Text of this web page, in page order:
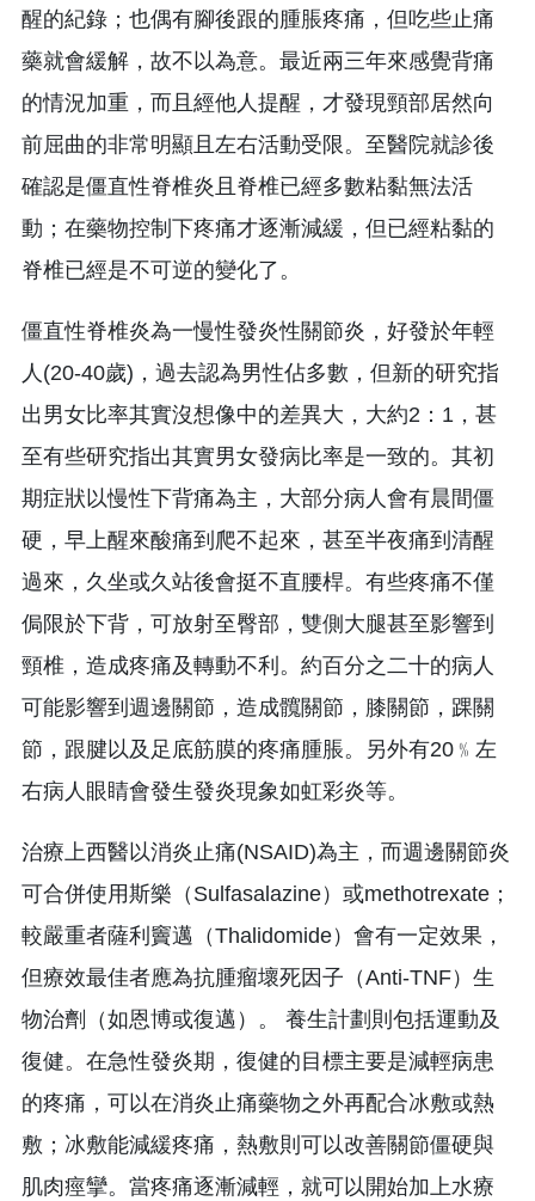
醒的紀錄；也偶有腳後跟的腫脹疼痛，但吃些止痛
藥就會緩解，故不以為意。最近兩三年來感覺背痛
的情況加重，而且經他人提醒，才發現頸部居然向
前屈曲的非常明顯且左右活動受限。至醫院就診後
確認是僵直性脊椎炎且脊椎已經多數粘黏無法活
動；在藥物控制下疼痛才逐漸減緩，但已經粘黏的
脊椎已經是不可逆的變化了。
僵直性脊椎炎為一慢性發炎性關節炎，好發於年輕
人(20-40歲)，過去認為男性佔多數，但新的研究指
出男女比率其實沒想像中的差異大，大約2：1，甚
至有些研究指出其實男女發病比率是一致的。其初
期症狀以慢性下背痛為主，大部分病人會有晨間僵
硬，早上醒來酸痛到爬不起來，甚至半夜痛到清醒
過來，久坐或久站後會挺不直腰桿。有些疼痛不僅
侷限於下背，可放射至臀部，雙側大腿甚至影響到
頸椎，造成疼痛及轉動不利。約百分之二十的病人
可能影響到週邊關節，造成髖關節，膝關節，踝關
節，跟腱以及足底筋膜的疼痛腫脹。另外有20﹪左
右病人眼睛會發生發炎現象如虹彩炎等。
治療上西醫以消炎止痛(NSAID)為主，而週邊關節炎
可合併使用斯樂（Sulfasalazine）或methotrexate；
較嚴重者薩利竇邁（Thalidomide）會有一定效果，
但療效最佳者應為抗腫瘤壞死因子（Anti-TNF）生
物治劑（如恩博或復邁）。 養生計劃則包括運動及
復健。在急性發炎期，復健的目標主要是減輕病患
的疼痛，可以在消炎止痛藥物之外再配合冰敷或熱
敷；冰敷能減緩疼痛，熱敷則可以改善關節僵硬與
肌肉痙攣。當疼痛逐漸減輕，就可以開始加上水療